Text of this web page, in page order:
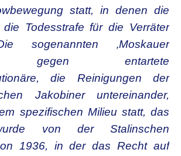
statt, in denen die
die Todesstrafe für die Verräter
sogenannten ‚Moskauer
gegen entartete
die Reinigungen der
Jakobiner untereinander,
spezifischen Milieu statt, das
von der Stalinschen
1936, in der das Recht auf